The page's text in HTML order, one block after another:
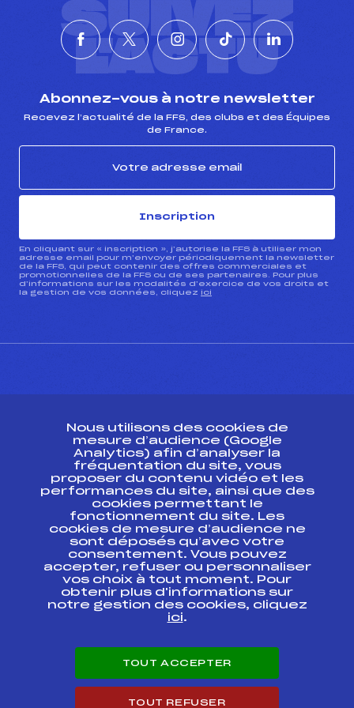
Pénalité appliquée :
140.0500
Catégorie :
MAS+VET
SUIVEZ
L'ACTU
Abonnez-vous à notre newsletter
Recevez l’actualité de la FFS, des clubs et des Équipes
de France.
Inscription
En cliquant sur « inscription », j’autorise la FFS à utiliser mon
adresse email pour m’envoyer périodiquement la newsletter
de la FFS, qui peut contenir des offres commerciales et
promotionnelles de la FFS ou de ses partenaires. Pour plus
d’informations sur les modalités d’exercice de vos droits et
la gestion de vos données, cliquez ici
Ressources
Pass’Neige
Projet sportif fédéral
Projet de performance fédéral
Antidopage
Pôle Développement, Formation, Suivi
Scientifique
Listes ministérielles
Pôle vie de l’athlète
Enseignement professionnel
Carrières
Nous utilisons des cookies de
mesure d’audience (Google
Analytics) afin d’analyser la
fréquentation du site, vous
proposer du contenu vidéo et les
performances du site, ainsi que des
cookies permettant le
fonctionnement du site. Les
cookies de mesure d’audience ne
sont déposés qu’avec votre
consentement. Vous pouvez
accepter, refuser ou personnaliser
vos choix à tout moment. Pour
obtenir plus d'informations sur
notre gestion des cookies, cliquez
ici.
TOUT ACCEPTER
TOUT REFUSER